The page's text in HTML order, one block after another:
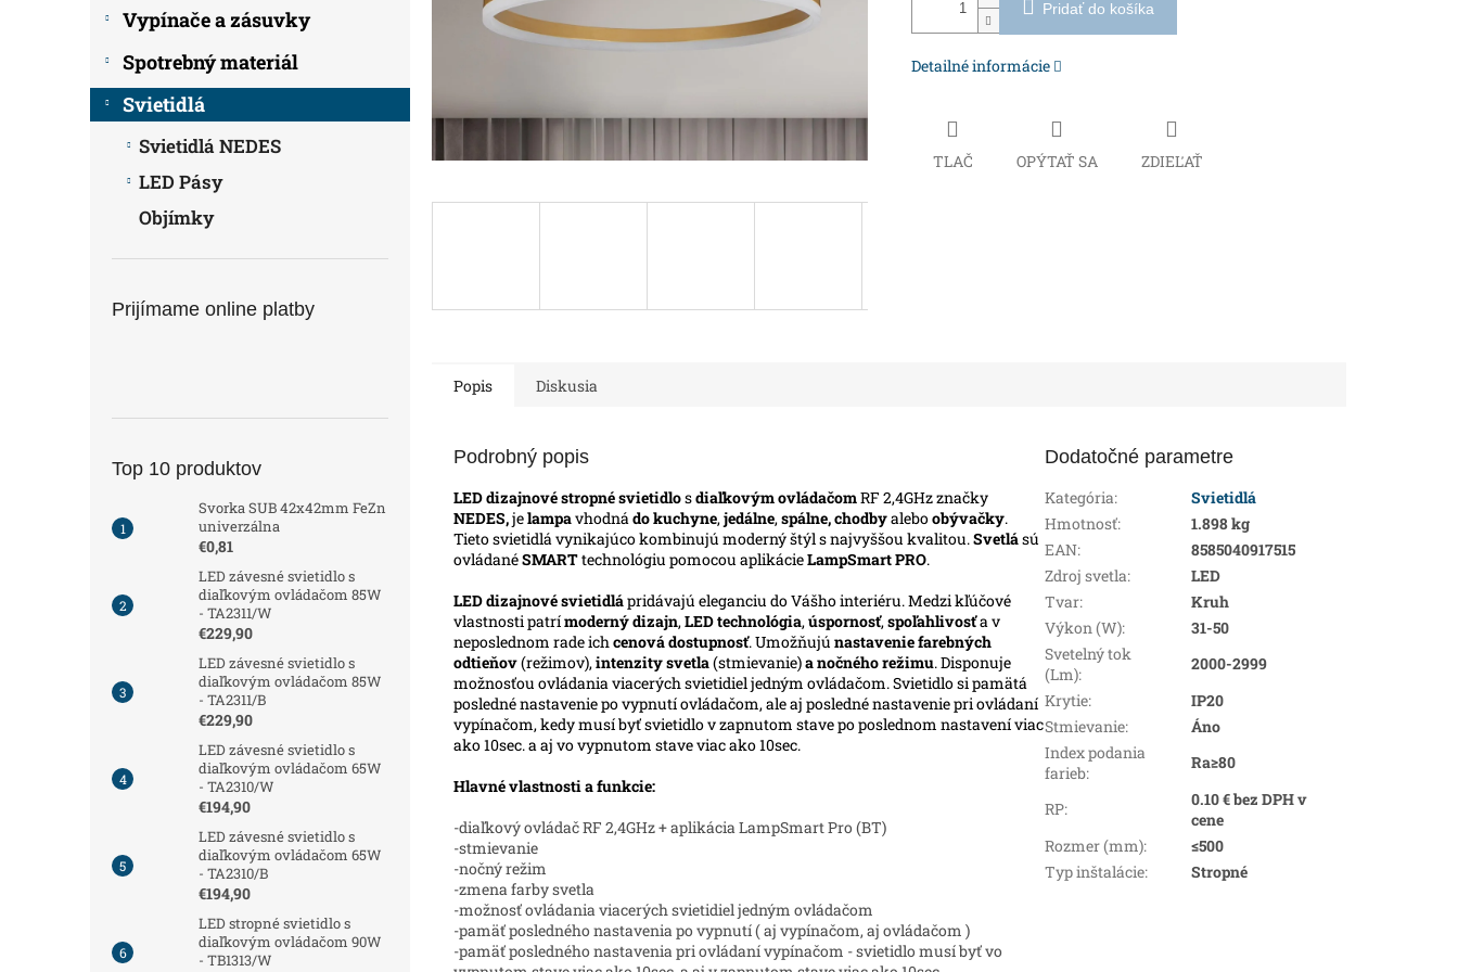
Vypínače a zásuvky
Spotrebný materiál
Svietidlá
Svietidlá NEDES
LED Pásy
Objímky
Prijímame online platby
Top 10 produktov
Svorka SUB 42x42mm FeZn
univerzálna
€0,81
LED závesné svietidlo s
diaľkovým ovládačom 85W
- TA2311/W
€229,90
LED závesné svietidlo s
diaľkovým ovládačom 85W
- TA2311/B
€229,90
LED závesné svietidlo s
diaľkovým ovládačom 65W
- TA2310/W
€194,90
LED závesné svietidlo s
diaľkovým ovládačom 65W
- TA2310/B
€194,90
LED stropné svietidlo s
diaľkovým ovládačom 90W
- TB1313/W
Pridať do košíka
Detailné informácie
TLAČ OPÝTAŤ SA ZDIEĽAŤ
Popis Diskusia
Podrobný popis
LED dizajnové stropné svietidlosdiaľkovým ovládačomRF 2,4GHz značky
NEDES,jelampavhodná do kuchyne, jedálne, spálne, chodbyaleboobývačky.
Tieto svietidlá vynikajúco kombinujú moderný štýl s najvyššou kvalitou.Svetlású
ovládanéSMARTtechnológiu pomocou aplikácieLampSmart PRO.
LEDdizajnové svietidlápridávajú eleganciu do Vášho interiéru.Medzi kľúčové
vlastnosti patrímoderný dizajn, LED technológia, úspornosť, spoľahlivosťa v
neposlednom rade ich cenová dostupnosť. Umožňujú nastavenie farebných
odtieňov(režimov), intenzity svetla(stmievanie)a nočného režimu. Disponuje
možnosťou ovládania viacerých svietidiel jedným ovládačom. Svietidlo si pamätá
posledné nastavenie po vypnutí ovládačom, ale aj posledné nastavenie pri ovládaní
vypínačom, kedy musí byť svietidlo v zapnutom stave po poslednom nastavení viac
ako 10sec. a aj vo vypnutom stave viac ako 10sec.
Hlavné vlastnosti a funkcie:
-diaľkový ovládač RF 2,4GHz + aplikácia LampSmart Pro (BT)
-stmievanie
-nočný režim
-zmena farby svetla
-možnosť ovládania viacerých svietidiel jedným ovládačom
-pamäť posledného nastavenia po vypnutí ( aj vypínačom, aj ovládačom )
-pamäť posledného nastavenia pri ovládaní vypínačom - svietidlo musí byť vo
Dodatočné parametre
Kategória:
Svietidlá
Hmotnosť:
1.898 kg
EAN:
8585040917515
Zdroj svetla:
LED
Tvar:
Kruh
Výkon (W):
31-50
Svetelný tok
(Lm):
2000-2999
Krytie:
IP20
Stmievanie:
Áno
Index podania
farieb:
Ra≥80
RP:
0.10 € bez DPH v
cene
Rozmer (mm):
≤500
Typ inštalácie: Stropné